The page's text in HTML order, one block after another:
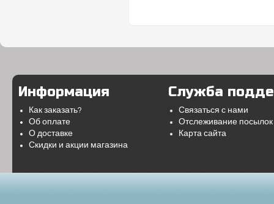
Информация
Как заказать?
Об оплате
О доставке
Скидки и акции магазина
Служба
Связаться с нами
Отслеживание посылок
Карта сайта